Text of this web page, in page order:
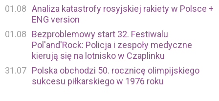
01.08 Analiza katastrofy rosyjskiej rakiety w Polsce +
ENG version
01.08
Bezproblemowy start 32. Festiwalu
Pol'and'Rock: Policja i zespoły medyczne
kierują się na lotnisko w Czaplinku
31.07 Polska obchodzi 50. rocznicę olimpijskiego
sukcesu piłkarskiego w 1976 roku